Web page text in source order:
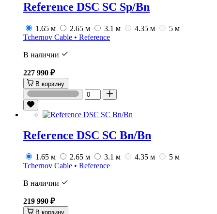
Reference DSC SC Sp/Bn
1.65 м 2.65 м 3.1 м 4.35 м
5 м
Tchernov Cable • Reference
В наличии
227 990 ₽
В корзину
Reference DSC SC Bn/Bn
1.65 м 2.65 м 3.1 м 4.35 м
5 м
Tchernov Cable • Reference
В наличии
219 990 ₽
В корзину